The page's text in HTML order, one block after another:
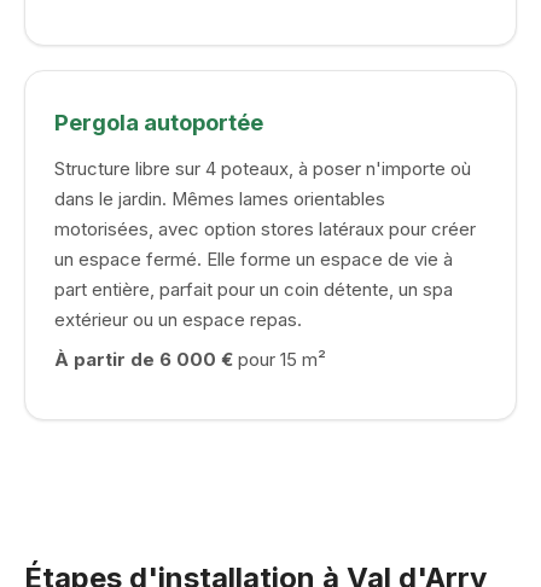
Pergola autoportée
Structure libre sur 4 poteaux, à poser n'importe où
dans le jardin. Mêmes lames orientables
motorisées, avec option stores latéraux pour créer
un espace fermé. Elle forme un espace de vie à
part entière, parfait pour un coin détente, un spa
extérieur ou un espace repas.
À partir de 6 000 € pour 15 m²
Étapes d'installation à Val d'Arry